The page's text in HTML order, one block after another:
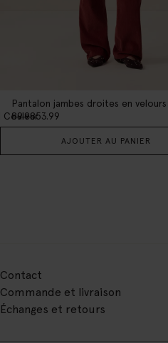
89.9853.99
Couleur
AJOUTER AU PANIER
Contact
Commande et livraison
Échanges et retours